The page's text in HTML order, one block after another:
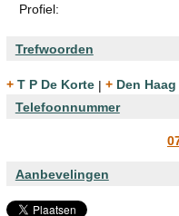
Profiel:
Trefwoorden
+ T P De Korte | + Den Haag
Telefoonnummer
Aanbevelingen